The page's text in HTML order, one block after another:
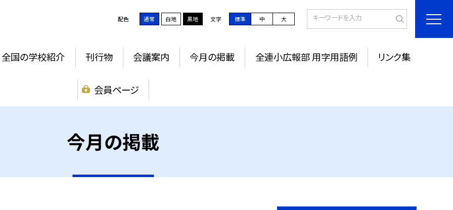
配色 通常 白地 黒地 文字 標準 中 大
全国の学校紹介 刊行物 会議案内 今月の掲載 全連小広報部 用字用語例 リンク集
会員ページ
今月の掲載